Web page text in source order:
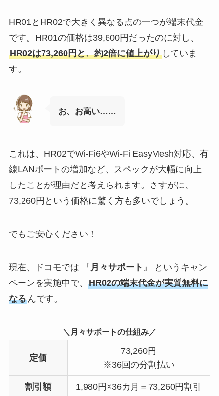
HR01とHR02で大きく異なる点の一つが端末代金
です。HR01の価格は39,600円だったのに対し、
HR02は73,260円と、約2倍に値上がりしていま
す。
お、お高い……
これは、HR02でWi-Fi6やWi-Fi EasyMesh対応、有
線LANポートの増加など、スペックが大幅に向上
したことが理由だと考えられます。さすがに、
73,260円という価格に驚く方も多いでしょう。
でもご安心ください！
現在、ドコモでは 『 月々サポート 』 というキャン
ペーンを実施中で、 HR02の端末代金が実質無料に
なるんです。
＼月々サポートの仕組み／
定価
73,260円
※36回の分割払い
割引額 1,980円×36カ月＝73,260円割引